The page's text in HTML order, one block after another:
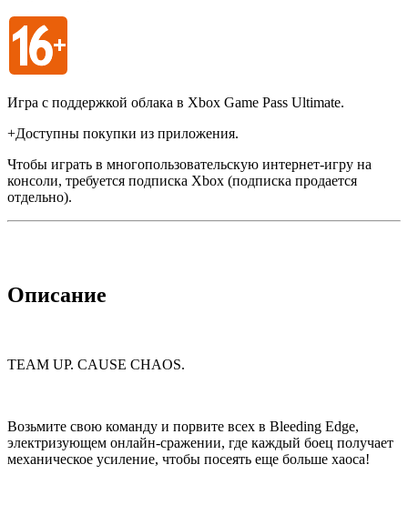
Игра с поддержкой облака в Xbox Game Pass Ultimate.
+Доступны покупки из приложения.
Чтобы играть в многопользовательскую интернет-игру на
консоли, требуется подписка Xbox (подписка продается
отдельно).
Описание
TEAM UP. CAUSE CHAOS.
Возьмите свою команду и порвите всех в Bleeding Edge,
электризующем онлайн-сражении, где каждый боец получает
механическое усиление, чтобы посеять еще больше хаоса!